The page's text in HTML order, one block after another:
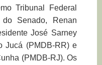
Tribunal Federal
Senado, Renan
José Sarney
Jucá (PMDB-RR) e
(PMDB-RJ). Os